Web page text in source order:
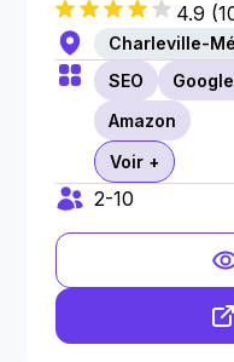
4.9 (
Charleville-
SEO
Amazon
Voir +
2-10